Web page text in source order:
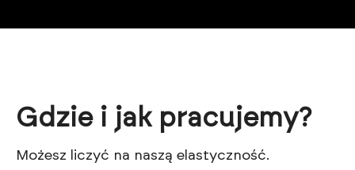
Gdzie i jak pracujemy?
Możesz liczyć na naszą elastyczność.